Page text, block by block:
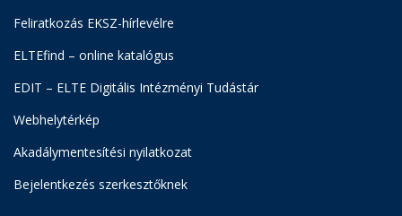
Feliratkozás EKSZ-hírlevélre
ELTEfind – online katalógus
EDIT – ELTE Digitális Intézményi Tudástár
Webhelytérkép
Akadálymentesítési nyilatkozat
Bejelentkezés szerkesztőknek